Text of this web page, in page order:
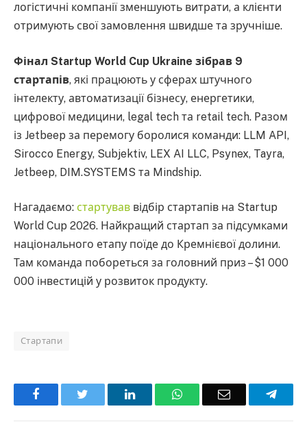
логістичні компанії зменшують витрати, а клієнти
отримують свої замовлення швидше та зручніше.
Фінал Startup World Cup Ukraine зібрав 9
стартапів, які працюють у сферах штучного
інтелекту, автоматизації бізнесу, енергетики,
цифрової медицини, legal tech та retail tech. Разом
із Jetbeep за перемогу боролися команди: LLM API,
Sirocco Energy, Subjektiv, LEX AI LLC, Psynex, Tayra,
Jetbeep, DIM.SYSTEMS та Mindship.
Нагадаємо: стартував відбір стартапів на Startup
World Cup 2026. Найкращий стартап за підсумками
національного етапу поїде до Кремнієвої долини.
Там команда побореться за головний приз – $1 000
000 інвестицій у розвиток продукту.
Стартапи
Facebook LinkedInWhatsAppEmail